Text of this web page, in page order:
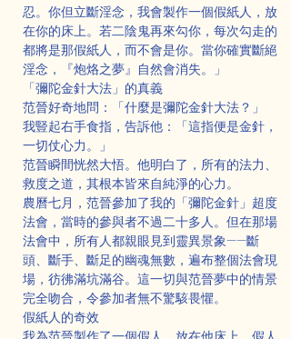
忍。你但立斷淫念，我會製作一個假紙人，放
在你的床上。若二陰鬼再來勾你，每次勾走的
都將是那假紙人，而不會是你。當你確實斷絕
淫念，『炮烙之夢』自然會消失。」
「彌陀金針大法」的真義
范晉好奇地問：「什麼是彌陀金針大法？」
我豎起右手食指，告訴他：「這指便是金針，
一切仗心力。」
范晉瞬間恍然大悟。他明白了，所有的法力、
救度之道，其根本皆來自純淨的心力。
農曆七月，范晉參加了我的「彌陀金針」超度
法會，當時的參與者不過二十多人。但在那場
法會中，所有人都親眼見到靈異景象——斷
頭、斷手、斷足的幽魂無數，遍布整個法會現
場，彷彿滿坑滿谷。這一切與范晉夢中的情景
完全吻合，令參加者無不驚駭畏懼。
假紙人的奇效